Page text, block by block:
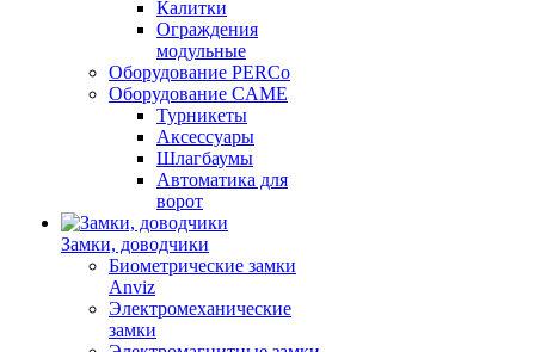
Калитки
Ограждения
модульные
Оборудование PERCo
Оборудование CAME
Турникеты
Аксессуары
Шлагбаумы
Автоматика для
ворот
Замки, доводчики
Биометрические замки
Anviz
Электромеханические
замки